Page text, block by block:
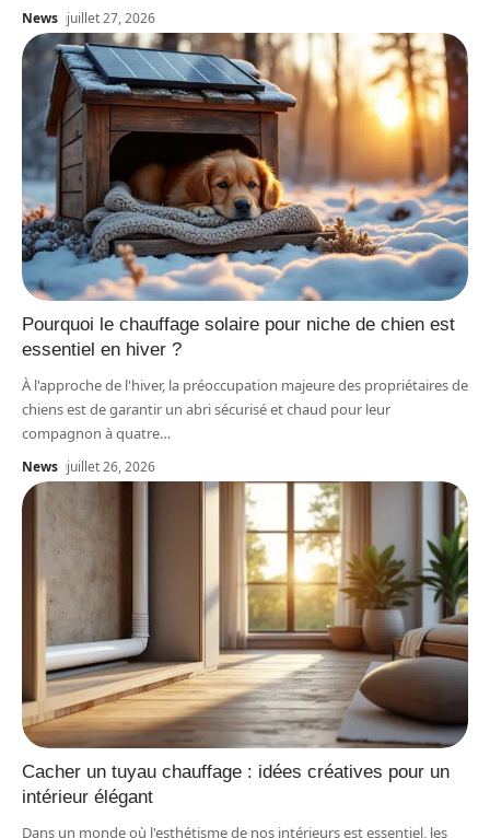
News juillet 27, 2026
Pourquoi le chauffage solaire pour niche de chien est
essentiel en hiver ?
À l'approche de l'hiver, la préoccupation majeure des propriétaires de
chiens est de garantir un abri sécurisé et chaud pour leur
compagnon à quatre…
News juillet 26, 2026
Cacher un tuyau chauffage : idées créatives pour un
intérieur élégant
Dans un monde où l'esthétisme de nos intérieurs est essentiel, les